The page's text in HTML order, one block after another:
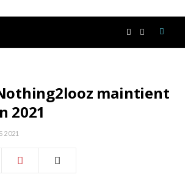
c s
maintient
2021
2021